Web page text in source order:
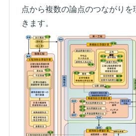
点から複数の論点のつながり
きます。